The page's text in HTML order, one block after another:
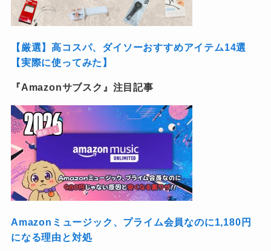
【厳選】高コスパ、ダイソーおすすめアイテム14選
【実際に使ってみた】
『Amazonサブスク』注目記事
Amazonミュージック、プライム会員なのに1,180円
になる理由と対処